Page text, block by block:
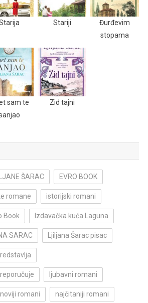
Stariji
Đurđevim
stopama
sam te
Zid tajni
ŠARAC EVRO BOOK
romane istorijski romani
Book Izdavačka kuća Laguna
SARAC Ljiljana Šarac pisac
ljubavni romani
romani najčitaniji romani